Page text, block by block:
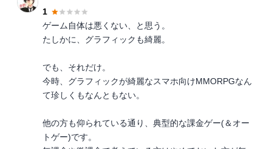
1
ゲーム自体は悪くない、と思う。
たしかに、グラフィックも綺麗。
でも、それだけ。
今時、グラフィックが綺麗なスマホ向けMMORPGなん
て珍しくもなんともない。
他の方も仰られている通り、典型的な課金ゲー(＆オー
トゲー)です。